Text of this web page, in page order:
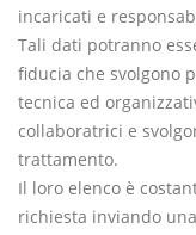
incaricati e
Tali dati potranno
fiducia che svolgono
tecnica ed
collaboratrici e
trattamento.
Il loro elenco è
richiesta inviando